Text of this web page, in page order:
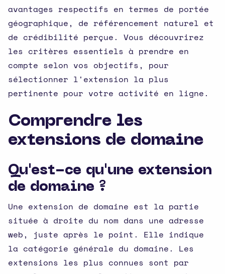
avantages respectifs en termes de portée
géographique, de référencement naturel et
de crédibilité perçue. Vous découvrirez
les critères essentiels à prendre en
compte selon vos objectifs, pour
sélectionner l'extension la plus
pertinente pour votre activité en ligne.
Comprendre les
extensions de domaine
Qu'est-ce qu'une extension
de domaine ?
Une extension de domaine est la partie
située à droite du nom dans une adresse
web, juste après le point. Elle indique
la catégorie générale du domaine. Les
extensions les plus connues sont par